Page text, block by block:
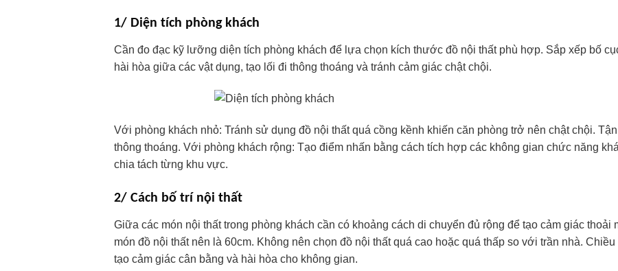
1/ Diện tích phòng khách
Cần đo đạc kỹ lưỡng diện tích phòng khách để lựa chọn kích thước đồ nội thất phù hợp. Sắp xếp bố
hài hòa giữa các vật dụng, tạo lối đi thông thoáng và tránh cảm giác chật chội.
Với phòng khách nhỏ: Tránh sử dụng đồ nội thất quá cồng kềnh khiến căn phòng trở nên chật chội.
thông thoáng. Với phòng khách rộng: Tạo điểm nhấn bằng cách tích hợp các không gian chức năng
chia tách từng khu vực.
2/ Cách bố trí nội thất
Giữa các món nội thất trong phòng khách cần có khoảng cách di chuyển đủ rộng để tạo cảm giác
món đồ nội thất nên là 60cm. Không nên chọn đồ nội thất quá cao hoặc quá thấp so với trần nhà.
tạo cảm giác cân bằng và hài hòa cho không gian.